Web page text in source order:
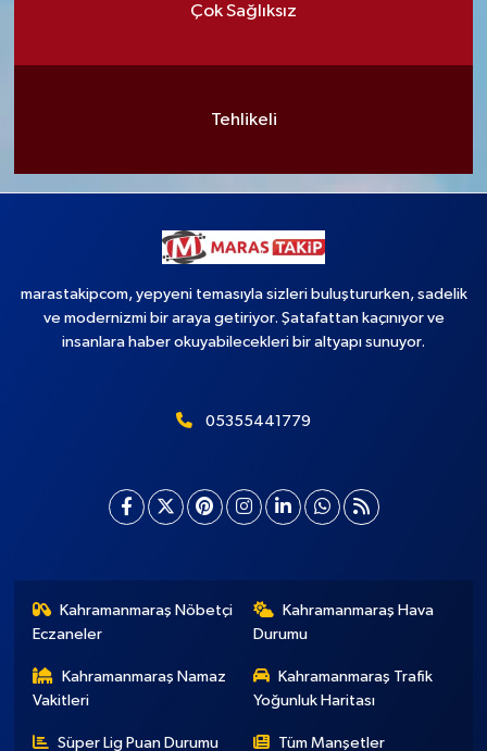
Çok Sağlıksız
Tehlikeli
marastakipcom, yepyeni temasıyla sizleri buluştururken, sadelik
ve modernizmi bir araya getiriyor. Şatafattan kaçınıyor ve
insanlara haber okuyabilecekleri bir altyapı sunuyor.
05355441779
Kahramanmaraş Nöbetçi
Eczaneler
Kahramanmaraş Hava
Durumu
Kahramanmaraş Namaz
Vakitleri
Kahramanmaraş Trafik
Yoğunluk Haritası
Süper Lig Puan Durumu Tüm Manşetler